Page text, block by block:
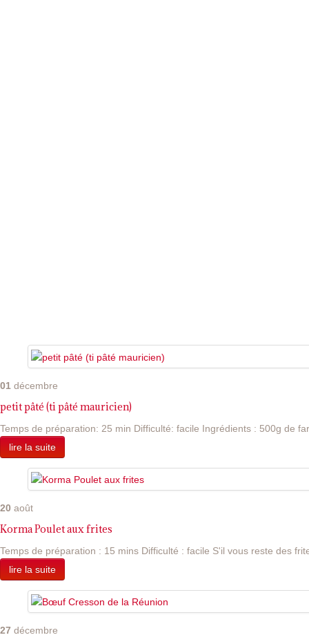
01 décembre
petit pâté (ti pâté mauricien)
Temps de préparation: 25 min Difficulté: facile Ingrédients : 500g de
lire la suite
20 août
Korma Poulet aux frites
Temps de préparation : 15 mins Difficulté : facile S'il vous reste des
lire la suite
27 décembre